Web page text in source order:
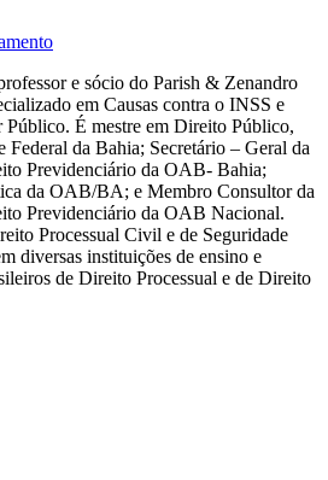
e sócio do Parish & Zenandro
em Causas contra o INSS e
É mestre em Direito Público,
da Bahia; Secretário – Geral da
Previdenciário da OAB- Bahia;
da OAB/BA; e Membro Consultor da
Previdenciário da OAB Nacional.
Processual Civil e de Seguridade
diversas instituições de ensino e
de Direito Processual e de Direito